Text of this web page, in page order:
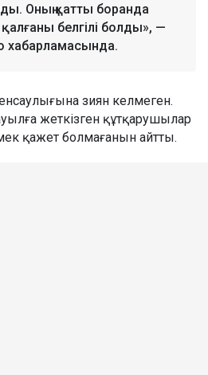
Оның қатты боранда
белгілі болды», —
хабарламасында.
зиян келмеген.
жеткізген құтқарушылар
қажет болмағанын айтты.